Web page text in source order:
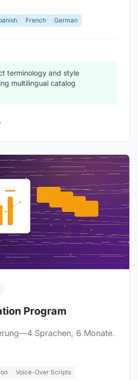
French German
terminology and style
multilingual catalog
Program
Sprachen, 6 Monate.
Voice-Over Scripts